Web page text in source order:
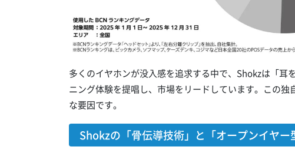
多くのイヤホンが没入感を追求する中で、Shokzは「耳
ニング体験を提唱し、市場をリードしています。この
な要因です。
Shokzの「骨伝導技術」と「オープンイヤー